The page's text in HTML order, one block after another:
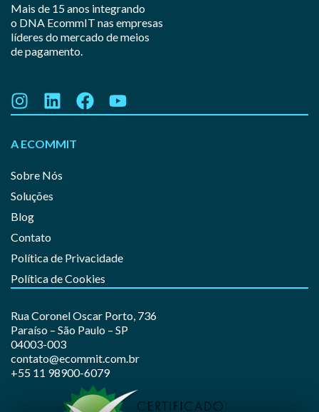
Mais de 15 anos integrando
o DNA EcommIT nas empresas
líderes do mercado de meios
de pagamento.
A ECOMMIT
Sobre Nós
Soluções
Blog
Contato
Política de Privacidade
Política de Cookies
Rua Coronel Oscar Porto, 736
Paraíso – São Paulo – SP
04003-003
contato@ecommit.com.br
+55 11 98900-6079